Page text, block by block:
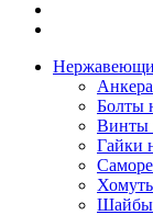
Болты
Винты
Гайки
Шайбы